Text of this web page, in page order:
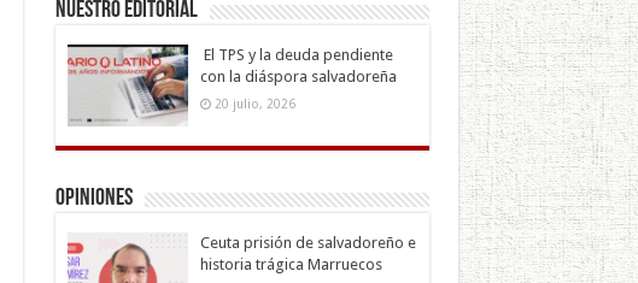
Nuestro Editorial
El TPS y la deuda pendiente
con la diáspora salvadoreña
20 julio, 2026
Opiniones
Ceuta prisión de salvadoreño e
historia trágica Marruecos